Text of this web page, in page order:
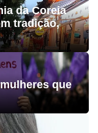
da Coreia
tradição,
que